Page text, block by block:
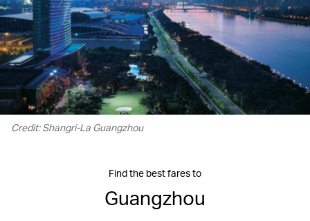
Credit: Shangri-La Guangzhou
Find the best fares to
Guangzhou